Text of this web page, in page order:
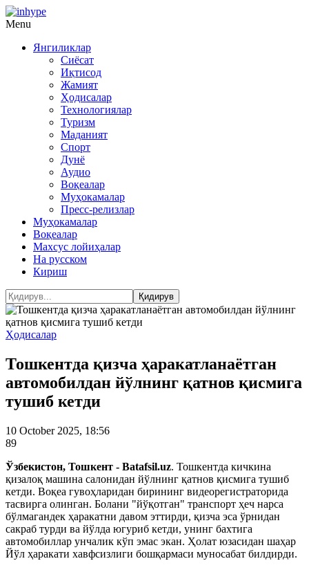
Menu
Янгиликлар
Сиёсат
Иқтисод
Жамият
Ҳодисалар
Технологиялар
Туризм
Маданият
Спорт
Дунё
Аудио
Воқеалар
Муҳокамалар
Пресс-релизлар
Муҳокамалар
Воқеалар
Махсус лойиҳалар
На русском
Кириш
Ҳодисалар
Тошкентда қизча ҳаракатланаётган
автомобилдан йўлнинг қатнов қисмига
тушиб кетди
10 October 2025, 18:56
89
Ўзбекистон, Тошкент - Batafsil.uz. Тошкентда кичкина
қизалоқ машина салонидан йўлнинг қатнов қисмига тушиб
кетди. Воқеа гувоҳларидан бирининг видеорегистраторида
тасвирга олинган. Болани "йўқотган" транспорт ҳеч нарса
бўлмагандек ҳаракатни давом эттирди, қизча эса ўрнидан
сакраб турди ва йўлда югуриб кетди, унинг бахтига
автомобиллар унчалик кўп эмас экан. Ҳолат юзасидан шаҳар
Йўл ҳаракати хавфсизлиги бошқармаси муносабат билдирди.